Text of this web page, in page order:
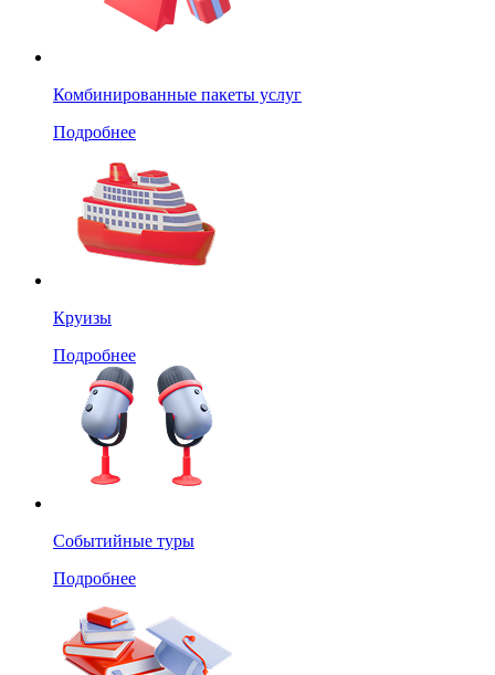
Комбинированные пакеты услуг
Подробнее
Круизы
Подробнее
Событийные туры
Подробнее